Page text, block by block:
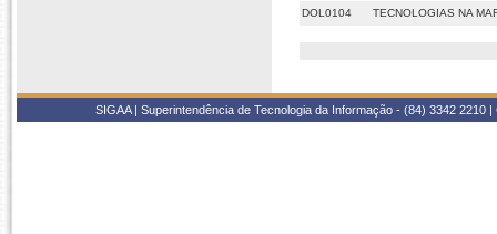
DOL0104
TECNOLOGIAS NA
SIGAA | Superintendência de Tecnologia da Informação - (84) 3342